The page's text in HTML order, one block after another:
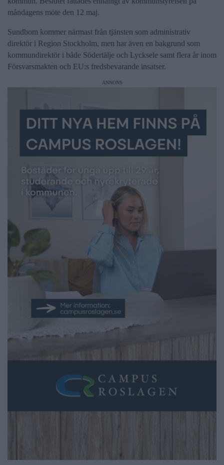
måndagens möte den 12 maj.
Sundbom kommer närmast från tjänsten som administrativ
direktör i Region Stockholm, men har även en bakgrund som
kommundirektör i både Södertälje och Lycksele samt flera år inom
Försvarsmakten och EU:s fredsbevarande insatser.
ANNONS